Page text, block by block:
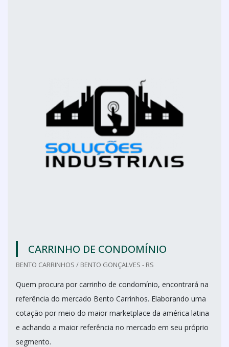
CARRINHO DE CONDOMÍNIO
BENTO CARRINHOS / BENTO GONÇALVES - RS
Quem procura por carrinho de condomínio, encontrará na
referência do mercado Bento Carrinhos. Elaborando uma
cotação por meio do maior marketplace da américa latina
e achando a maior referência no mercado em seu próprio
segmento.